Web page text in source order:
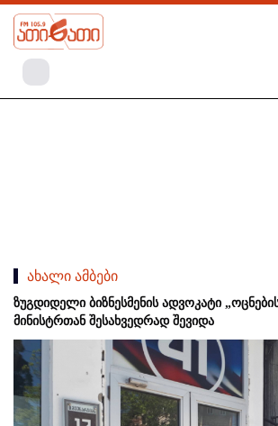
ახალი ამბები
ზუგდიდელი ბიზნესმენის ადვოკატი
მინისტრთან შესახვედრად შევიდა